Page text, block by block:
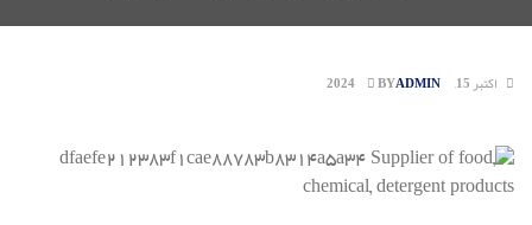
اکتبر 15, 2024 BYADMIN